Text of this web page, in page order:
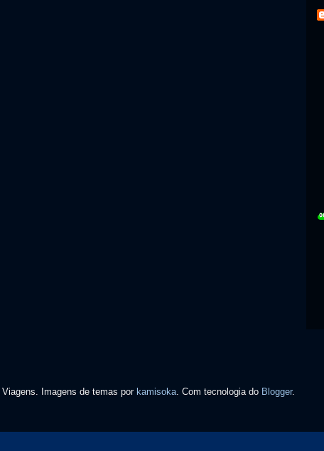
Viagens. Imagens de temas por kamisoka. Com tecnologia do Blogger.